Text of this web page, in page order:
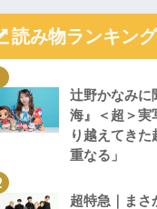
読み物ランキング
辻野かなみに
海』＜超＞実
り越えてき
重なる」
超特急｜まさ